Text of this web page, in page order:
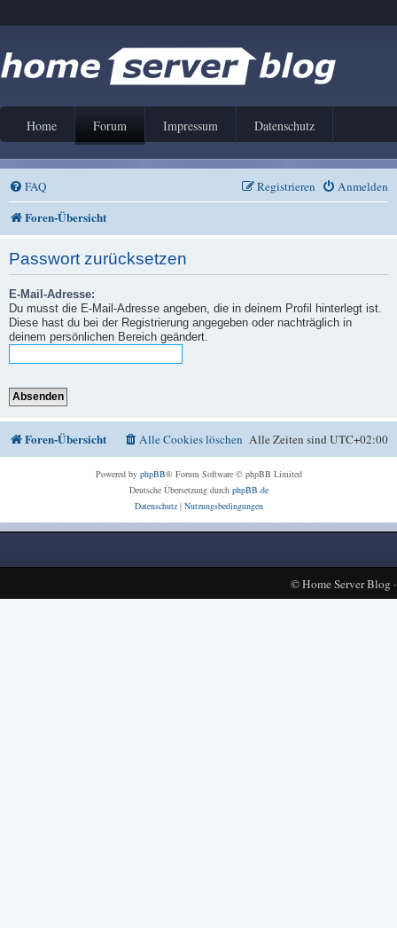
Home Forum Impressum Datenschutz
FAQ Anmelden
Registrieren
Foren-Übersicht
Passwort zurücksetzen
E-Mail-Adresse:
Du musst die E-Mail-Adresse angeben, die in deinem Profil hinterlegt ist.
Diese hast du bei der Registrierung angegeben oder nachträglich in
deinem persönlichen Bereich geändert.
Foren-Übersicht Alle Zeiten sindUTC+02:00
Alle Cookies löschen
Powered by phpBB® Forum Software © phpBB Limited
Deutsche Übersetzung durch phpBB.de
Datenschutz| Nutzungsbedingungen
©Home Server Blog